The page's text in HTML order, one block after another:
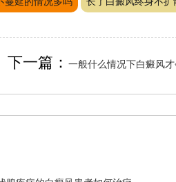
下一篇：一般什么情况下白癜风